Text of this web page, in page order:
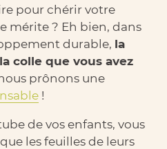
pour chérir votre
mérite ? Eh bien, dans
durable, la
colle que vous avez
prônons une
!
de vos enfants, vous
les feuilles de leurs